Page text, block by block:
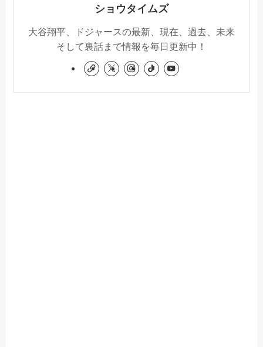
ショウタイムズ
大谷翔平、ドジャースの最新、現在、過去、未来
そして裏話まで情報を毎日更新中！